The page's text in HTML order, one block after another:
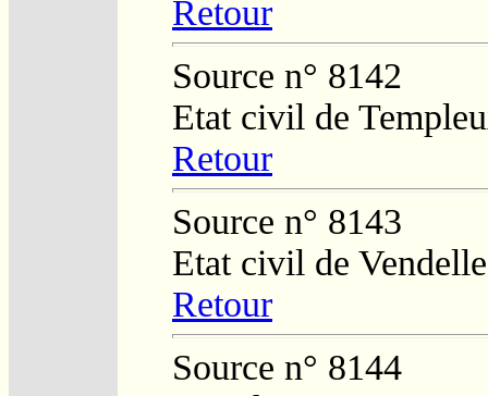
Retour
Source n° 8142
Etat civil de
Retour
Source n° 8143
Etat civil de
Retour
Source n° 8144